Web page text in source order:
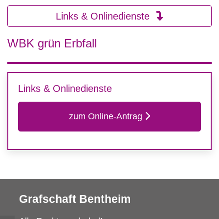
Links & Onlinedienste
WBK grün Erbfall
Links & Onlinedienste
zum Online-Antrag
Grafschaft Bentheim